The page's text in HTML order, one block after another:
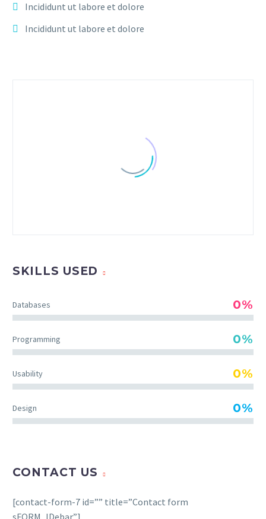
Incididunt ut labore et dolore
Incididunt ut labore et dolore
consectetur adipisicing elit,
SKILLS USED
Databases 0%
Programming 0%
Usability 0%
Design 0%
CONTACT US
[contact-form-7 id=”” title=”Contact form
sFORM_IDebar”]